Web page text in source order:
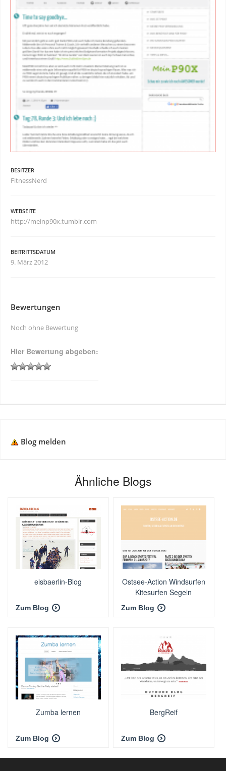
BESITZER
FitnessNerd
WEBSEITE
http://meinp90x.tumblr.com
BEITRITTSDATUM
9. März 2012
Bewertungen
Noch ohne Bewertung
Hier Bewertung abgeben:
Blog melden
Ähnliche Blogs
eisbaerlin-Blog
Zum Blog
Ostsee-Action Windsurfen
Kitesurfen Segeln
Zum Blog
Zumba lernen
Zum Blog
BergReif
Zum Blog